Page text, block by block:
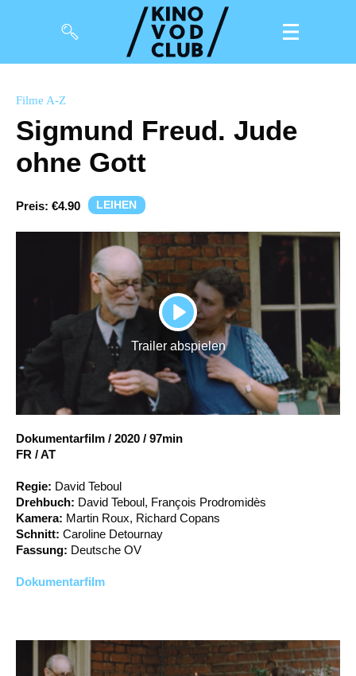
Magazin
Kuratierungen
Events
So geht’s
Filmpakete
Gutscheine
& Filmpässe
Account
Suche
Filme A-Z
Sigmund Freud. Jude
ohne Gott
Preis: €4.90 LEIHEN
PLAY
Trailer abspielen
Dokumentarfilm / 2020 / 97min
FR / AT
Regie: David Teboul
Drehbuch: David Teboul, François Prodromidès
Kamera: Martin Roux, Richard Copans
Schnitt: Caroline Detournay
Fassung: Deutsche OV
Dokumentarfilm